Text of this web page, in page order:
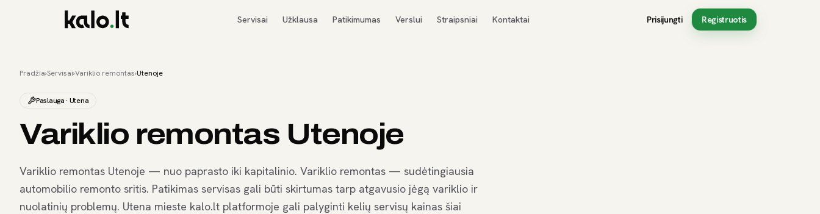
Servisai Užklausa Patikimumas Verslui Straipsniai Kontaktai Prisijungti Registruotis
Pradžia›Servisai›Variklio remontas›Utenoje
Paslauga · Utena
Variklio remontas Utenoje
Variklio remontas Utenoje — nuo paprasto iki kapitalinio. Variklio remontas — sudėtingiausia
automobilio remonto sritis. Patikimas servisas gali būti skirtumas tarp atgavusio jėgą variklio ir
nuolatinių problemų. Utena mieste kalo.lt platformoje gali palyginti kelių servisų kainas šiai